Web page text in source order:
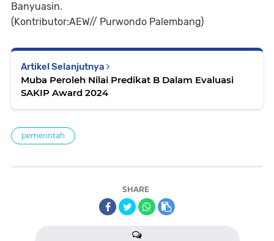
Banyuasin.
(Kontributor:AEW// Purwondo Palembang)
Artikel Selanjutnya
Muba Peroleh Nilai Predikat B Dalam Evaluasi
SAKIP Award 2024
pemerintah
SHARE